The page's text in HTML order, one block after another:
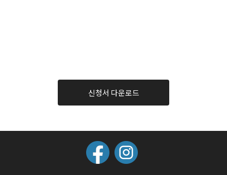
신청서 다운로드